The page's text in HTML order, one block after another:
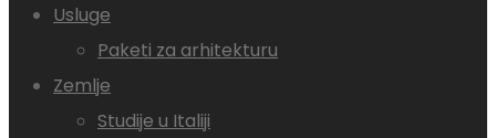
Usluge
Paketi za arhitekturu
Zemlje
Studije u Italiji